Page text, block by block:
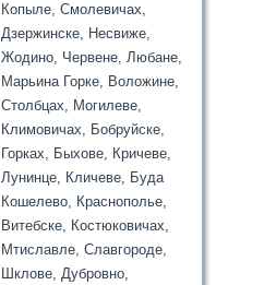
Копыле, Смолевичах,
Дзержинске, Несвиже,
Жодино, Червене, Любане,
Марьина Горке, Воложине,
Столбцах, Могилеве,
Климовичах, Бобруйске,
Горках, Быхове, Кричеве,
Лунинце, Кличеве, Буда
Кошелево, Краснополье,
Витебске, Костюковичах,
Мтиславле, Славгороде,
Шклове, Дубровно,